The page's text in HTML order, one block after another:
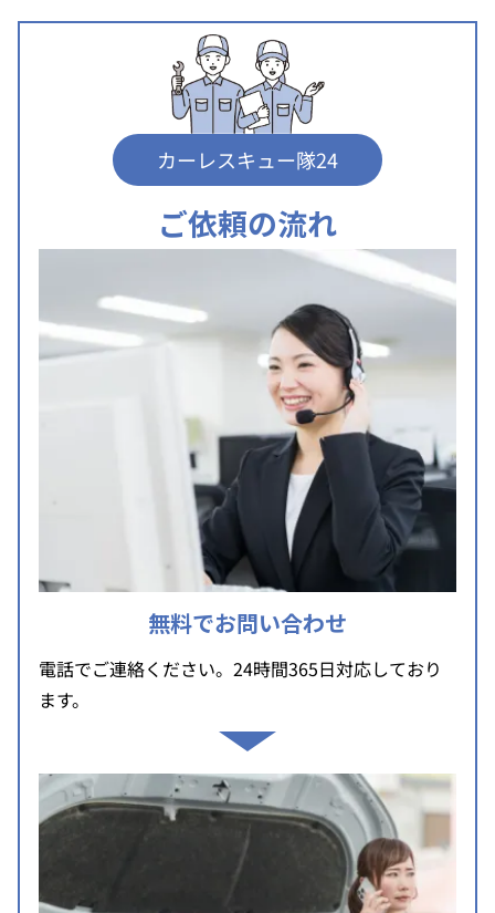
カーレスキュー隊24
ご依頼の流れ
無料でお問い合わせ
電話でご連絡ください。24時間365日対応しており
ます。